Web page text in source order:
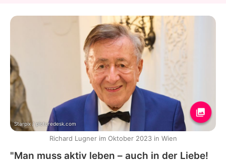
"Man muss aktiv leben – auch in der Liebe!
Starpix / picturedesk.com
Richard Lugner im Oktober 2023 in Wien